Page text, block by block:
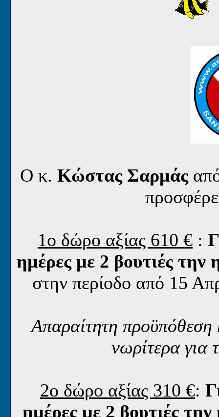
Ο κ. Κώστας Σαρμάς
1ο δώρο αξίας 610 € :
ημέρες με 2 βουτιές την
στην περίοδο από 15
Απαραίτητη προϋπόθεση
νωρίτερα για
2ο δώρο αξίας 310 €:
ημέρες με 2 βουτιές